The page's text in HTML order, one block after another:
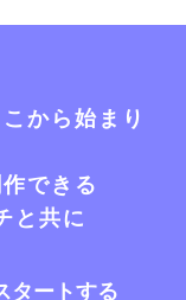
から始まり
できる
と共に
タートする